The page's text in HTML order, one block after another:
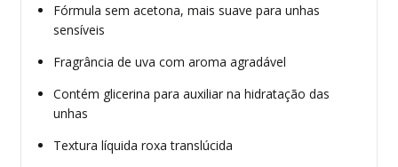
Fórmula sem acetona, mais suave para unhas
sensíveis
Fragrância de uva com aroma agradável
Contém glicerina para auxiliar na hidratação das
unhas
Textura líquida roxa translúcida